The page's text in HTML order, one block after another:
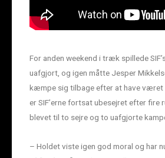
For anden weekend i træk spillede
uafgjort, og igen måtte Jesper
kæmpe sig tilbage efter at have været
er SIF’erne fortsat ubesejret efter fire
blevet til to sejre og to uafgjorte
– Holdet viste igen god moral og har